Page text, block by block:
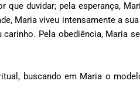
duvidar; pela esperança,
Maria viveu intensamente a
Pela obediência, Maria
buscando em Maria o